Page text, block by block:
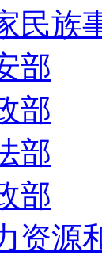
民族
部
部
部
部
资源